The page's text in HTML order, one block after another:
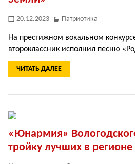
20.12.2023 Патриотика
На престижном вокальном
второклассник исполнил песню
ЧИТАТЬ ДАЛЕЕ
«Юнармия»
тройку лучших в регионе